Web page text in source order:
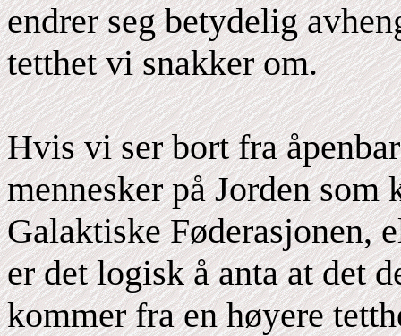
endrer seg betydelig
tetthet vi snakker om.
Hvis vi ser bort fra
mennesker på Jorden som
Galaktiske Føderasjonen,
er det logisk å anta at det
kommer fra en høyere